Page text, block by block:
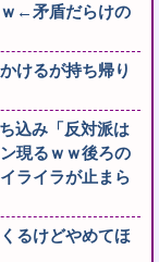
ｗ←矛盾だらけの
けるが持ち帰り
込み「反対派は
現るｗｗ後ろの
ライラが止まら
るけどやめてほ